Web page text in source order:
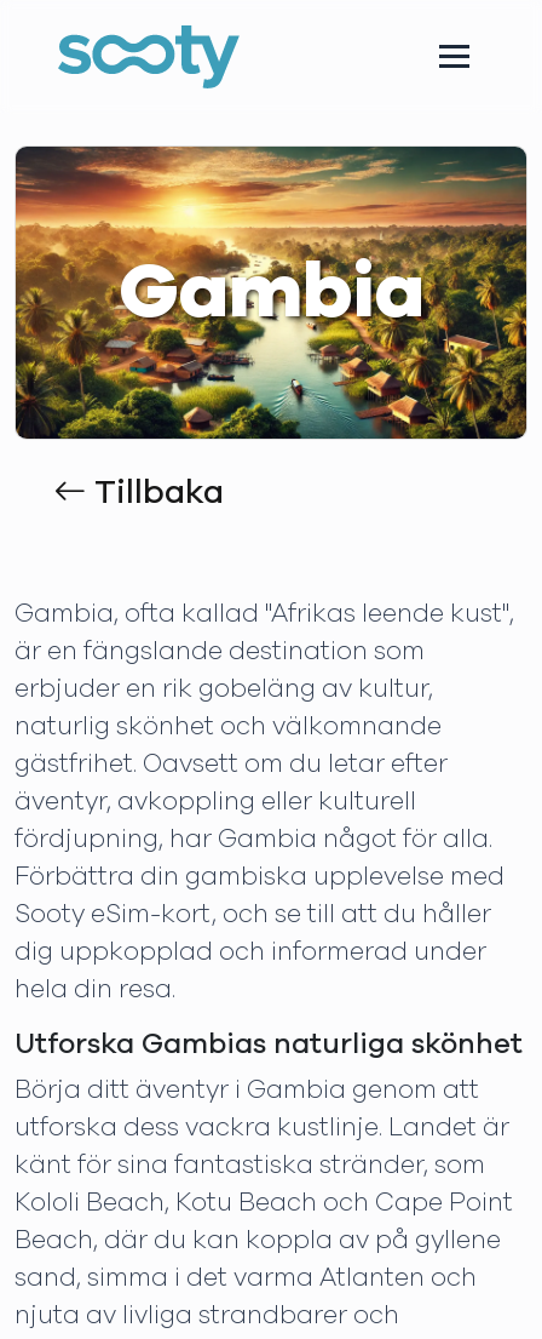
Gambia
Tillbaka
Gambia, ofta kallad "Afrikas leende kust",
är en fängslande destination som
erbjuder en rik gobeläng av kultur,
naturlig skönhet och välkomnande
gästfrihet. Oavsett om du letar efter
äventyr, avkoppling eller kulturell
fördjupning, har Gambia något för alla.
Förbättra din gambiska upplevelse med
Sooty eSim-kort, och se till att du håller
dig uppkopplad och informerad under
hela din resa.
Utforska Gambias naturliga skönhet
Börja ditt äventyr i Gambia genom att
utforska dess vackra kustlinje. Landet är
känt för sina fantastiska stränder, som
Kololi Beach, Kotu Beach och Cape Point
Beach, där du kan koppla av på gyllene
sand, simma i det varma Atlanten och
njuta av livliga strandbarer och